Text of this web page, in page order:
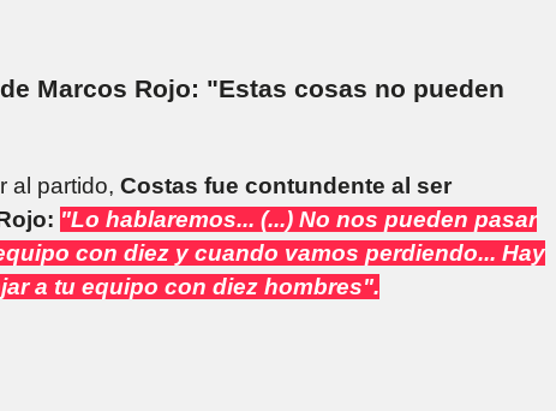
Marcos Rojo: "Estas cosas no pueden
al partido, Costas fue contundente al ser
"Lo hablaremos... (...) No nos pueden pasar
con diez y cuando vamos perdiendo... Hay
a tu equipo con diez hombres".